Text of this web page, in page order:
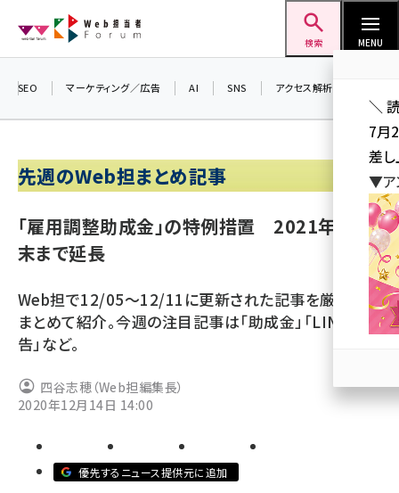
ン
検索 MENU
ai (2799)
youtube (2420)
note (2308)
セミナー (2296)
meo (1274)
SEO マーケティング／広告 AI SNS アクセス解析／データ分析
先週のWeb担まとめ記事
「雇用調整助成金」の特例措置 2021年2月
末まで延長
Web担で12/05～12/11に更新された記事を厳選して
まとめて紹介。今週の注目記事は「助成金」「LINE広
告」など。
四谷志穂（Web担編集長）
2020年12月14日 14:00
優先するニュース提供元に追加
＼
7月
差し
▼ア